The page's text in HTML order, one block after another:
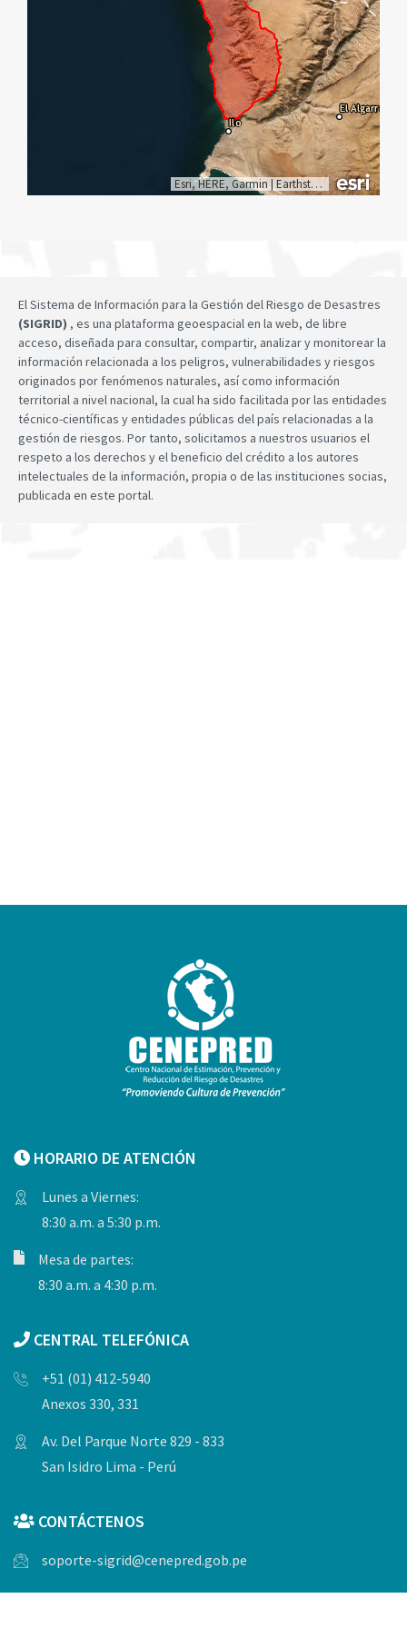
Esri, HERE, Garmin | Earthstar Geographics
El Sistema de Información para la Gestión del Riesgo de Desastres
(SIGRID) , es una plataforma geoespacial en la web, de libre
acceso, diseñada para consultar, compartir, analizar y monitorear la
información relacionada a los peligros, vulnerabilidades y riesgos
originados por fenómenos naturales, así como información
territorial a nivel nacional, la cual ha sido facilitada por las entidades
técnico-científicas y entidades públicas del país relacionadas a la
gestión de riesgos. Por tanto, solicitamos a nuestros usuarios el
respeto a los derechos y el beneficio del crédito a los autores
intelectuales de la información, propia o de las instituciones socias,
publicada en este portal.
HORARIO DE ATENCIÓN
Lunes a Viernes:
8:30 a.m. a 5:30 p.m.
Mesa de partes:
8:30 a.m. a 4:30 p.m.
CENTRAL TELEFÓNICA
+51 (01) 412-5940
Anexos 330, 331
Av. Del Parque Norte 829 - 833
San Isidro Lima - Perú
CONTÁCTENOS
soporte-sigrid@cenepred.gob.pe